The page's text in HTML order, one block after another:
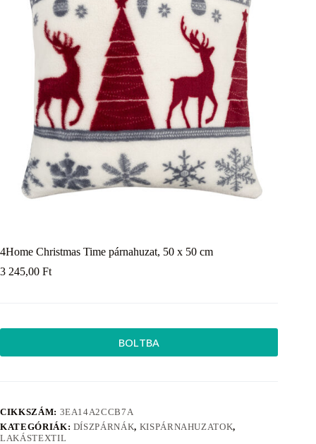
4Home Christmas Time párnahuzat, 50 x 50 cm
3 245,00 Ft
BOLTBA
CIKKSZÁM: 3EA14A2CCB7A
KATEGÓRIÁK: DÍSZPÁRNÁK, KISPÁRNAHUZATOK,
LAKÁSTEXTIL